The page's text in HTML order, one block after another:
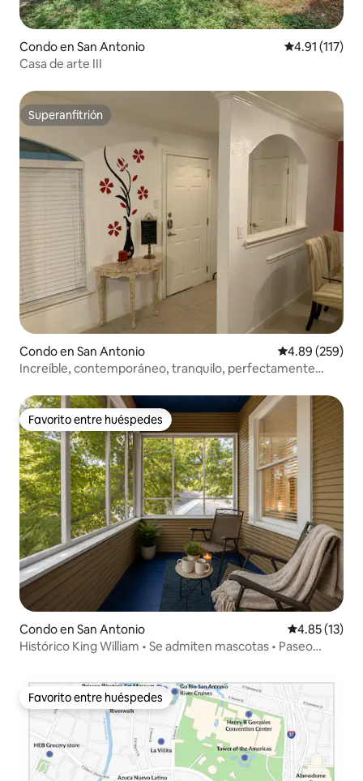
Condo en San Antonio Calificación
4.91 (117)
Casa de arte III
Superanfitrión
Superanfitrión
Condo en San Antonio Calificación
4.89 (259)
Increíble, contemporáneo, tranquilo, perfectamente
Favorito entre huéspedes
Favorito entre huéspedes
Condo en San Antonio Calificación
4.85 (13)
Histórico King William • Se admiten mascotas • Paseo
Favorito entre huéspedes
Favorito entre huéspedes